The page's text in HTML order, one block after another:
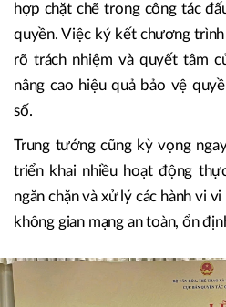
hợp chặt chẽ trong công tác
quyền. Việc ký kết chương
rõ trách nhiệm và quyết tâm
nâng cao hiệu quả bảo vệ
số.
Trung tướng cũng kỳ vọng
triển khai nhiều hoạt động
ngăn chặn và xử lý các hành vi
không gian mạng an toàn, ổn